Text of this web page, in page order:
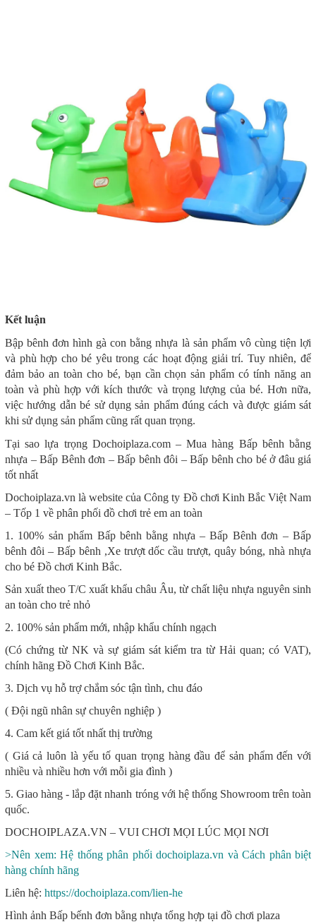
Kết luận
Bập bênh đơn hình gà con bằng nhựa là sản phẩm vô cùng tiện lợi
và phù hợp cho bé yêu trong các hoạt động giải trí. Tuy nhiên, để
đảm bảo an toàn cho bé, bạn cần chọn sản phẩm có tính năng an
toàn và phù hợp với kích thước và trọng lượng của bé. Hơn nữa,
việc hướng dẫn bé sử dụng sản phẩm đúng cách và được giám sát
khi sử dụng sản phẩm cũng rất quan trọng.
Tại sao lựa trọng Dochoiplaza.com – Mua hàng Bấp bênh bằng
nhựa – Bấp Bênh đơn – Bấp bênh đôi – Bấp bênh cho bé ở đâu giá
tốt nhất
Dochoiplaza.vn là website của Công ty Đồ chơi Kinh Bắc Việt Nam
– Tốp 1 về phân phối đồ chơi trẻ em an toàn
1. 100% sản phẩm Bấp bênh bằng nhựa – Bấp Bênh đơn – Bấp
bênh đôi – Bấp bênh ,Xe trượt dốc cầu trượt, quây bóng, nhà nhựa
cho bé Đồ chơi Kinh Bắc.
Sản xuất theo T/C xuất khẩu châu Âu, từ chất liệu nhựa nguyên sinh
an toàn cho trẻ nhỏ
2. 100% sản phẩm mới, nhập khẩu chính ngạch
(Có chứng từ NK và sự giám sát kiểm tra từ Hải quan; có VAT),
chính hãng Đồ Chơi Kinh Bắc.
3. Dịch vụ hỗ trợ chắm sóc tận tình, chu đáo
( Đội ngũ nhân sự chuyên nghiệp )
4. Cam kết giá tốt nhất thị trường
( Giá cả luôn là yếu tố quan trọng hàng đầu để sản phẩm đến với
nhiều và nhiều hơn với mỗi gia đình )
5. Giao hàng - lắp đặt nhanh tróng với hệ thống Showroom trên toàn
quốc.
DOCHOIPLAZA.VN – VUI CHƠI MỌI LÚC MỌI NƠI
>Nên xem: Hệ thống phân phối dochoiplaza.vn và Cách phân biệt
hàng chính hãng
Liên hệ: https://dochoiplaza.com/lien-he
Hình ảnh Bấp bếnh đơn bằng nhựa tổng hợp tại đồ chơi plaza